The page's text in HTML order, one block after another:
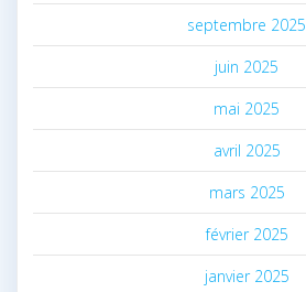
septembre 2025
juin 2025
mai 2025
avril 2025
mars 2025
février 2025
janvier 2025